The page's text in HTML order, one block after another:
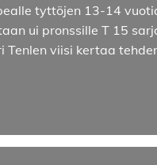
tyttöjen 13-14
ui pronssille T 15
Tenlen viisi kertaa